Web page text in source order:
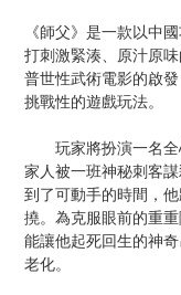
《師父》是一款以中
打刺激緊湊、原汁原
普世性武術電影的啟
挑戰性的遊戲玩法。
玩家將扮演一名全
家人被一班神秘刺客
到了可動手的時間，
撓。為克服眼前的重
能讓他起死回生的神
老化。